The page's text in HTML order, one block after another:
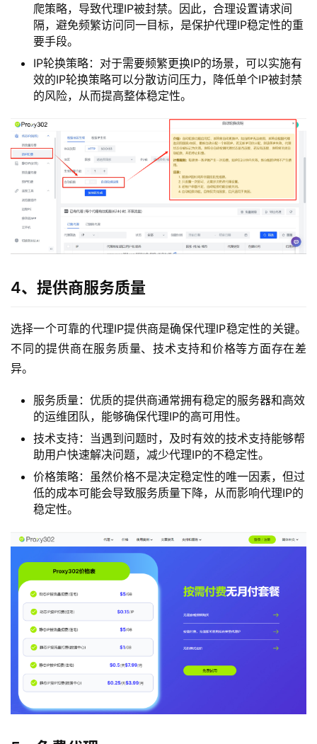
爬策略，导致代理IP被封禁。因此，合理设置请求间
隔，避免频繁访问同一目标，是保护代理IP稳定性的重
要手段。
IP轮换策略：对于需要频繁更换IP的场景，可以实施有
效的IP轮换策略可以分散访问压力，降低单个IP被封禁
的风险，从而提高整体稳定性。
4、提供商服务质量
选择一个可靠的代理IP提供商是确保代理IP稳定性的关键。
不同的提供商在服务质量、技术支持和价格等方面存在差
异。
服务质量：优质的提供商通常拥有稳定的服务器和高效
的运维团队，能够确保代理IP的高可用性。
技术支持：当遇到问题时，及时有效的技术支持能够帮
助用户快速解决问题，减少代理IP的不稳定性。
价格策略：虽然价格不是决定稳定性的唯一因素，但过
低的成本可能会导致服务质量下降，从而影响代理IP的
稳定性。